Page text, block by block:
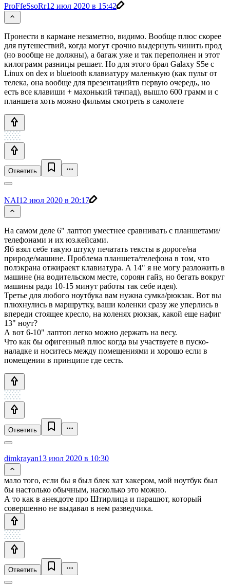
ProFfeSsoRr12 июл 2020 в 15:42
Пронести в кармане незаметно, видимо. Вообще плюс скорее
для путешествий, когда могут срочно выдернуть чинить прод
(но вообще не должны), а багаж уже и так переполнен и этот
килограмм разницы решает. Но для этого брал Galaxy S5e с
Linux on dex и bluetooth клавиатуру маленькую (как пульт от
телека, она вообще для презентацийтв первую очередь, но
есть все клавиши + махонький тачпад), вышло 600 грамм и с
планшета хоть можно фильмы смотреть в самолете
Ответить
NAI12 июл 2020 в 20:17
На самом деле 6" лаптоп уместнее сравнивать с планшетами/
телефонами и их юз.кейсами.
Яб взял себе такую штуку печатать тексты в дороге/на
природе/машине. Проблема планшета/телефона в том, что
полэкрана отжираект клавиатура. А 14" я не могу разложить в
машине (на водительском месте, сороян гайз, но бегать вокруг
машины ради 10-15 минут работы так себе идея).
Третье для любого ноутбука вам нужна сумка/рюкзак. Вот вы
плюхнулись в маршрутку, ваши коленки сразу же уперлись в
впереди стоящее кресло, на коленях рюкзак, какой еще нафиг
13" ноут?
А вот 6-10" лаптоп легко можно держать на весу.
Что как бы офигенный плюс когда вы участвуете в пуско-
наладке и носитесь между помещениями и хорошо если в
помещении в принципе где сесть.
Ответить
dimkrayan13 июл 2020 в 10:30
мало того, если бы я был блек хат хакером, мой ноутбук был
бы настолько обычным, насколько это можно.
А то как в анекдоте про Штирлица и парашют, который
совершенно не выдавал в нем разведчика.
Ответить